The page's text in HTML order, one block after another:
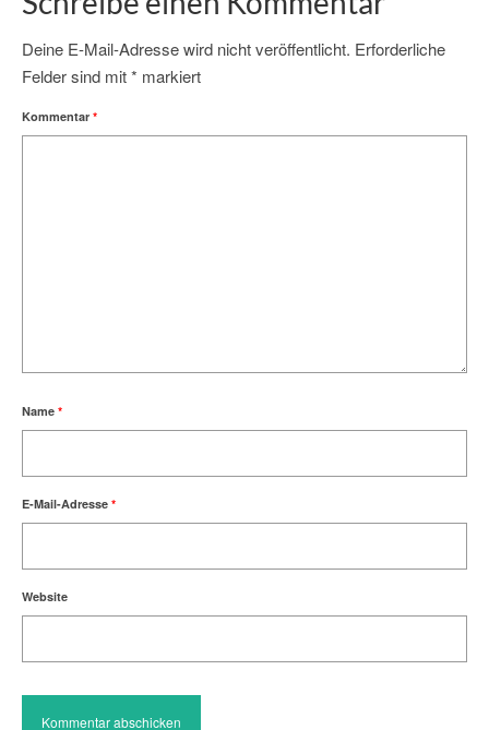
Deine E-Mail-Adresse wird nicht veröffentlicht. Erforderliche
Felder sind mit* markiert
Kommentar *
Name *
E-Mail-Adresse *
Website